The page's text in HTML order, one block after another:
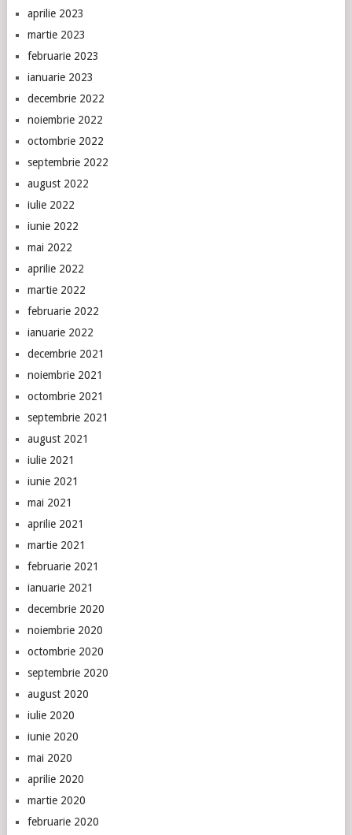
aprilie 2023
martie 2023
februarie 2023
ianuarie 2023
decembrie 2022
noiembrie 2022
octombrie 2022
septembrie 2022
august 2022
iulie 2022
iunie 2022
mai 2022
aprilie 2022
martie 2022
februarie 2022
ianuarie 2022
decembrie 2021
noiembrie 2021
octombrie 2021
septembrie 2021
august 2021
iulie 2021
iunie 2021
mai 2021
aprilie 2021
martie 2021
februarie 2021
ianuarie 2021
decembrie 2020
noiembrie 2020
octombrie 2020
septembrie 2020
august 2020
iulie 2020
iunie 2020
mai 2020
aprilie 2020
martie 2020
februarie 2020